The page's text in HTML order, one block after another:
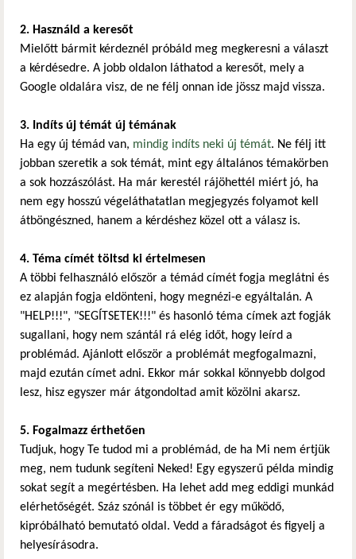
2. Használd a keresőt
Mielőtt bármit kérdeznél próbáld meg megkeresni a választ
a kérdésedre. A jobb oldalon láthatod a keresőt, mely a
Google oldalára visz, de ne félj onnan ide jössz majd vissza.
3. Indíts új témát új témának
Ha egy új témád van, mindig indíts neki új témát. Ne félj itt
jobban szeretik a sok témát, mint egy általános témakörben
a sok hozzászólást. Ha már kerestél rájöhettél miért jó, ha
nem egy hosszú végeláthatatlan megjegyzés folyamot kell
átböngészned, hanem a kérdéshez közel ott a válasz is.
4. Téma címét töltsd ki értelmesen
A többi felhasználó először a témád címét fogja meglátni és
ez alapján fogja eldönteni, hogy megnézi-e egyáltalán. A
"HELP!!!", "SEGÍTSETEK!!!" és hasonló téma címek azt fogják
sugallani, hogy nem szántál rá elég időt, hogy leírd a
problémád. Ajánlott először a problémát megfogalmazni,
majd ezután címet adni. Ekkor már sokkal könnyebb dolgod
lesz, hisz egyszer már átgondoltad amit közölni akarsz.
5. Fogalmazz érthetően
Tudjuk, hogy Te tudod mi a problémád, de ha Mi nem értjük
meg, nem tudunk segíteni Neked! Egy egyszerű példa mindig
sokat segít a megértésben. Ha lehet add meg eddigi munkád
elérhetőségét. Száz szónál is többet ér egy működő,
kipróbálható bemutató oldal. Vedd a fáradságot és figyelj a
helyesírásodra.